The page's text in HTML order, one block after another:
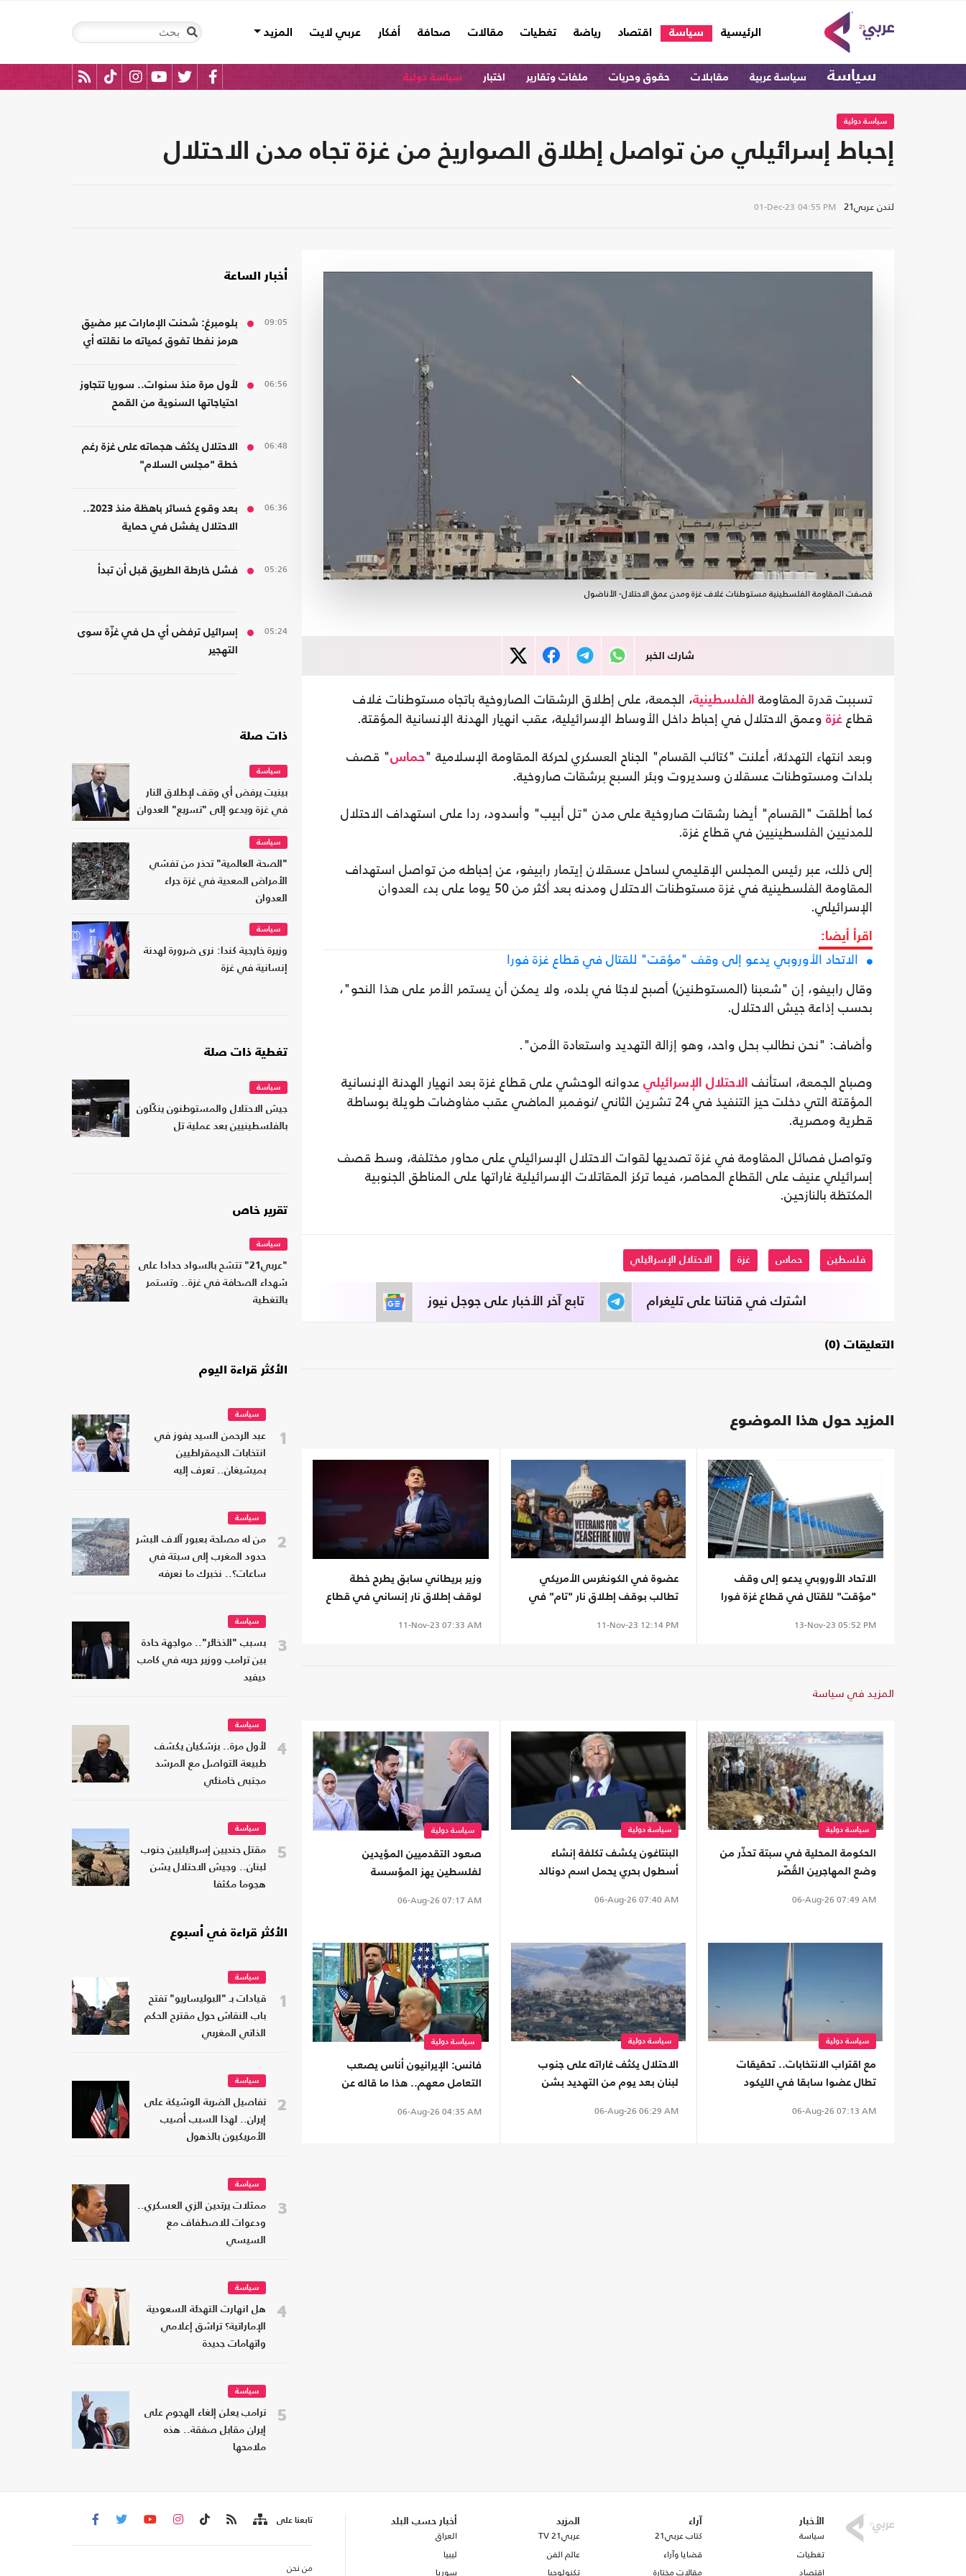
الرئيسية
(current) سياسة اقتصاد رياضة تغطيات مقالات صحافة أفكار عربي لايت المزيد
سياسة سياسة عربية مقابلات حقوق وحريات ملفات وتقارير اختبار سياسة دولية
سياسة دولية
إحباط إسرائيلي من تواصل إطلاق الصواريخ من غزة تجاه مدن الاحتلال
لندن عربي21 01-Dec-23 04:55 PM
قصفت المقاومة الفلسطينية مستوطنات غلاف غزة ومدن عمق الاحتلال- الأناضول
شارك الخبر
تسببت قدرة المقاومة الفلسطينية، الجمعة، على إطلاق الرشقات الصاروخية باتجاه مستوطنات غلاف
قطاع غزة وعمق الاحتلال في إحباط داخل الأوساط الإسرائيلية، عقب انهيار الهدنة الإنسانية المؤقتة.
وبعد انتهاء التهدئة، أعلنت "كتائب القسام" الجناح العسكري لحركة المقاومة الإسلامية "حماس" قصف
بلدات ومستوطنات عسقلان وسديروت وبئر السبع برشقات صاروخية.
كما أطلقت "القسام" أيضا رشقات صاروخية على مدن "تل أبيب" وأسدود، ردا على استهداف الاحتلال
للمدنيين الفلسطينيين في قطاع غزة.
إلى ذلك، عبر رئيس المجلس الإقليمي لساحل عسقلان إيتمار رابيفو، عن إحباطه من تواصل استهداف
المقاومة الفلسطينية في غزة مستوطنات الاحتلال ومدنه بعد أكثر من 50 يوما على بدء العدوان
الإسرائيلي.
اقرأ أيضا:
الاتحاد الأوروبي يدعو إلى وقف "مؤقت" للقتال في قطاع غزة فورا
وقال رابيفو، إن "شعبنا (المستوطنين) أصبح لاجئا في بلده، ولا يمكن أن يستمر الأمر على هذا النحو"،
بحسب إذاعة جيش الاحتلال.
وأضاف: "نحن نطالب بحل واحد، وهو إزالة التهديد واستعادة الأمن".
وصباح الجمعة، استأنف
الاحتلال الإسرائيلي عدوانه الوحشي على قطاع غزة بعد انهيار الهدنة الإنسانية
المؤقتة التي دخلت حيز التنفيذ في 24 تشرين الثاني /نوفمبر الماضي عقب مفاوضات طويلة بوساطة
قطرية ومصرية.
وتواصل فصائل المقاومة في غزة تصديها لقوات الاحتلال الإسرائيلي على محاور مختلفة، وسط قصف
إسرائيلي عنيف على القطاع المحاصر، فيما تركز المقاتلات الإسرائيلية غاراتها على المناطق الجنوبية
المكتظة بالنازحين.
فلسطين حماس غزة الاحتلال الإسرائيلي
تابع آخر الأخبار على جوجل نيوز اشترك في قناتنا على تليغرام
التعليقات (0)
المزيد حول هذا الموضوع
الاتحاد الأوروبي يدعو إلى وقف
"مؤقت" للقتال في قطاع غزة فورا
13-Nov-23 05:52 PM
عضوة في الكونغرس الأمريكي
تطالب بوقف إطلاق نار "تام" في
11-Nov-23 12:14 PM
وزير بريطاني سابق يطرح خطة
لوقف إطلاق نار إنساني في قطاع
11-Nov-23 07:33 AM
المزيد في سياسة
سياسة دولية
الحكومة المحلية في سبتة تحذّر من
وضع المهاجرين القُصّر
06-Aug-26 07:49 AM
سياسة دولية
البنتاغون يكشف تكلفة إنشاء
أسطول بحري يحمل اسم دونالد
06-Aug-26 07:40 AM
سياسة دولية
صعود التقدميين المؤيدين
لفلسطين يهز المؤسسة
الداعم للاحتلال
06-Aug-26 07:17 AM
سياسة دولية
مع اقتراب الانتخابات.. تحقيقات
تطال عضوا سابقا في الليكود
06-Aug-26 07:13 AM
سياسة دولية
الاحتلال يكثف غاراته على جنوب
لبنان بعد يوم من التهديد بشن
06-Aug-26 06:29 AM
سياسة دولية
فانس: الإيرانيون أناس يصعب
التعامل معهم.. هذا ما قاله عن
06-Aug-26 04:35 AM
أخبار الساعة
09:05
بلومبرغ: شحنت الإمارات عبر مضيق
هرمز نفطا تفوق كمياته ما نقلته أي
06:56
لأول مرة منذ سنوات.. سوريا تتجاوز
احتياجاتها السنوية من القمح
06:48
الاحتلال يكثف هجماته على غزة رغم
خطة "مجلس السلام"
06:36
بعد وقوع خسائر باهظة منذ 2023..
الاحتلال يفشل في حماية
05:26 فشل خارطة الطريق قبل أن تبدأ
05:24
إسرائيل ترفض أي حل في غزّة سوى
التهجير
ذات صلة
سياسة
بينيت يرفض أي وقف لإطلاق النار
في غزة ويدعو إلى "تسريع" العدوان
سياسة
"الصحة العالمية" تحذر من تفشي
الأمراض المعدية في غزة جراء
العدوان
سياسة
وزيرة خارجية كندا: نرى ضرورة لهدنة
إنسانية في غزة
تغطية ذات صلة
سياسة
جيش الاحتلال والمستوطنون ينكّلون
بالفلسطينيين بعد عملية تل
تقرير خاص
سياسة
"عربي21" تتشح بالسواد حدادا على
شهداء الصحافة في غزة.. وتستمر
بالتغطية
الأكثر قراءة اليوم
1
سياسة
عبد الرحمن السيد يفوز في
انتخابات الديمقراطيين
بميشيغان.. تعرف إليه
2
سياسة
من له مصلحة بعبور آلاف البشر
حدود المغرب إلى سبتة في
ساعات؟.. نخبرك ما نعرفه
3
سياسة
بسبب "الذخائر".. مواجهة حادة
بين ترامب ووزير حربه في كامب
ديفيد
4
سياسة
لأول مرة.. بزشكيان يكشف
طبيعة التواصل مع المرشد
مجتبى خامنئي
5
سياسة
مقتل جنديين إسرائيليين جنوب
لبنان.. وجيش الاحتلال يشن
هجوما مكثفا
الأكثر قراءة في أسبوع
1
سياسة
قيادات بـ "البوليساريو" تفتح
باب النقاش حول مقترح الحكم
الذاتي المغربي
2
سياسة
تفاصيل الضربة الوشيكة على
إيران.. لهذا السبب أصيب
الأمريكيون بالذهول
3
سياسة
ممثلات يرتدين الزي العسكري..
ودعوات للاصطفاف مع
السيسي
4
سياسة
هل انهارت التهدئة السعودية
الإماراتية؟ تراشق إعلامي
واتهامات جديدة
5
سياسة
ترامب يعلن إلغاء الهجوم على
إيران مقابل صفقة.. هذه
ملامحها
الأخبار
سياسة
تغطيات
اقتصاد
آراء
كتاب عربي21
قضايا وآراء
مقالات مختارة
المزيد
عربي21 TV
عالم الفن
تكنولوجيا
أخبار حسب البلد
العراق
ليبيا
سوريا
تابعنا على
من نحن